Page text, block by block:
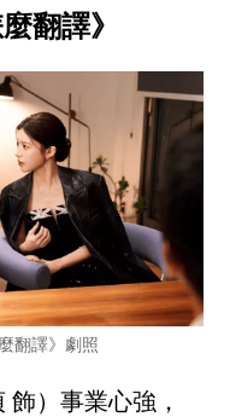
翻譯》
翻譯》劇照
）事業心強，